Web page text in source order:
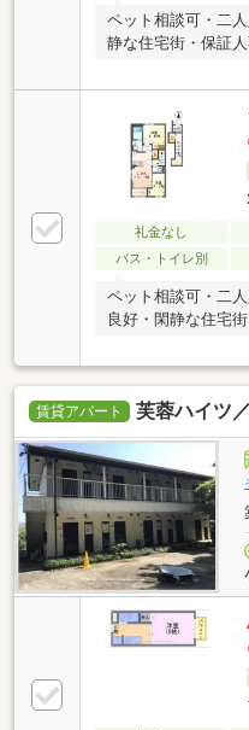
ペット相談可・二
静な住宅街・保証
礼金なし
バス・トイレ別
ペット相談可・二
良好・閑静な住宅
賃貸アパート 芙蓉ハイツ